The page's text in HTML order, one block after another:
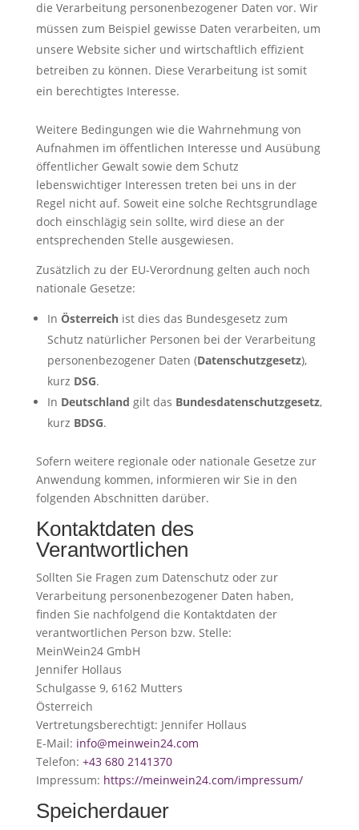
die Verarbeitung personenbezogener Daten vor. Wir
müssen zum Beispiel gewisse Daten verarbeiten, um
unsere Website sicher und wirtschaftlich effizient
betreiben zu können. Diese Verarbeitung ist somit
ein berechtigtes Interesse.
Weitere Bedingungen wie die Wahrnehmung von
Aufnahmen im öffentlichen Interesse und Ausübung
öffentlicher Gewalt sowie dem Schutz
lebenswichtiger Interessen treten bei uns in der
Regel nicht auf. Soweit eine solche Rechtsgrundlage
doch einschlägig sein sollte, wird diese an der
entsprechenden Stelle ausgewiesen.
Zusätzlich zu der EU-Verordnung gelten auch noch
nationale Gesetze:
In Österreichist dies das Bundesgesetz zum
Schutz natürlicher Personen bei der Verarbeitung
personenbezogener Daten (Datenschutzgesetz),
kurz DSG.
In Deutschland gilt das Bundesdatenschutzgesetz,
kurz BDSG.
Sofern weitere regionale oder nationale Gesetze zur
Anwendung kommen, informieren wir Sie in den
folgenden Abschnitten darüber.
Kontaktdaten des
Verantwortlichen
Sollten Sie Fragen zum Datenschutz oder zur
Verarbeitung personenbezogener Daten haben,
finden Sie nachfolgend die Kontaktdaten der
verantwortlichen Person bzw. Stelle:
MeinWein24 GmbH
Jennifer Hollaus
Schulgasse 9, 6162 Mutters
Österreich
Vertretungsberechtigt: Jennifer Hollaus
E-Mail: info@meinwein24.com
Telefon: +43 680 2141370
Impressum: https://meinwein24.com/impressum/
Speicherdauer